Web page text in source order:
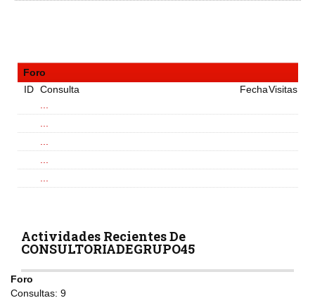
Foro
ID Consulta FechaVisitas
Actividades Recientes De
CONSULTORIADEGRUPO45
Foro
Consultas: 9